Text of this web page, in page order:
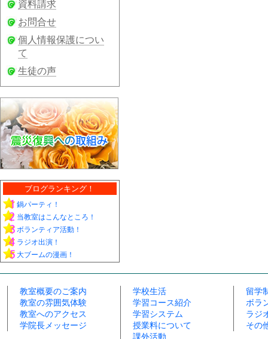
資料請求
お問合せ
個人情報保護につい
て
生徒の声
ブログランキング！
鍋パーティ！
当教室はこんなところ！
ボランティア活動！
ラジオ出演！
大ブームの漫画！
教室概要のご案内
教室の雰囲気体験
教室へのアクセス
学院長メッセージ
学校生活
学習コース紹介
学習システム
授業料について
課外活動
留学
ボラ
ラジ
その